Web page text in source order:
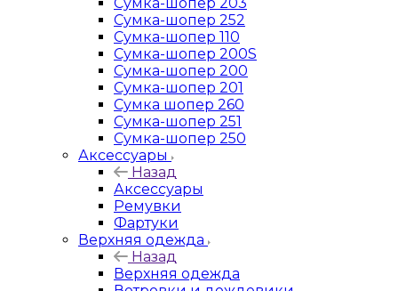
Сумка-шопер 252
Сумка-шопер 110
Сумка-шопер 200S
Сумка-шопер 200
Сумка-шопер 201
Сумка шопер 260
Сумка-шопер 251
Сумка-шопер 250
Аксессуары
Назад
Аксессуары
Ремувки
Фартуки
Верхняя одежда
Назад
Верхняя одежда